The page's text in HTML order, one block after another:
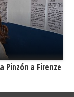
Pinzón a Firenze